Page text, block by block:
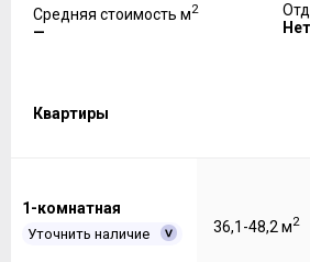
Средняя стоимость м2
—
Нет
Квартиры
1-комнатная
Уточнить наличие 36,1-48,2 м2